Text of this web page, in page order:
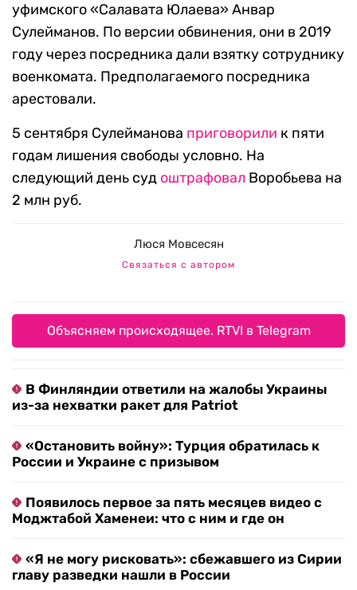
уфимского «Салавата Юлаева» Анвар
Сулейманов. По версии обвинения, они в 2019
году через посредника дали взятку сотруднику
военкомата. Предполагаемого посредника
арестовали.
5 сентября Сулейманова приговорили к пяти
годам лишения свободы условно. На
следующий день суд оштрафовал Воробьева на
2 млн руб.
Люся Мовсесян
Связаться с автором
Объясняем происходящее. RTVI в Telegram
В Финляндии ответили на жалобы Украины
из-за нехватки ракет для Patriot
«Остановить войну»: Турция обратилась к
России и Украине с призывом
Появилось первое за пять месяцев видео с
Моджтабой Хаменеи: что с ним и где он
«Я не могу рисковать»: сбежавшего из Сирии
главу разведки нашли в России